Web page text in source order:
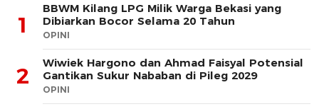
1
BBWM Kilang LPG Milik Warga Bekasi yang
Dibiarkan Bocor Selama 20 Tahun
OPINI
2
Wiwiek Hargono dan Ahmad Faisyal Potensial
Gantikan Sukur Nababan di Pileg 2029
OPINI